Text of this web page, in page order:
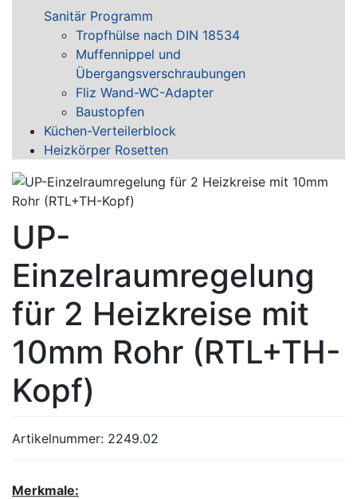
Sanitär Programm
Tropfhülse nach DIN 18534
Muffennippel und
Übergangsverschraubungen
Fliz Wand-WC-Adapter
Baustopfen
Küchen-Verteilerblock
Heizkörper Rosetten
UP-
Einzelraumregelung
für 2 Heizkreise mit
10mm Rohr (RTL+TH-
Kopf)
Artikelnummer: 2249.02
Merkmale: